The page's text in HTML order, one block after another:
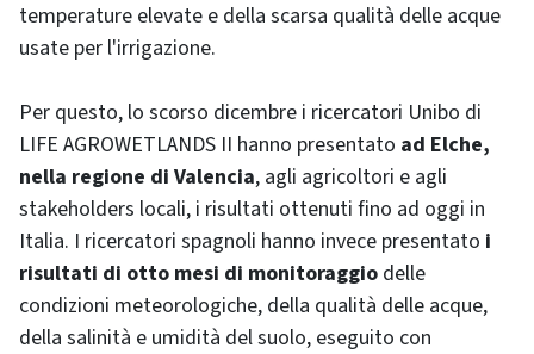
temperature elevate e della scarsa qualità delle acque
usate per l'irrigazione.
Per questo, lo scorso dicembre i ricercatori Unibo di
LIFE AGROWETLANDS II hanno presentato ad Elche,
nella regione di Valencia, agli agricoltori e agli
stakeholders locali, i risultati ottenuti fino ad oggi in
Italia. I ricercatori spagnoli hanno invece presentato i
risultati di otto mesi di monitoraggio delle
condizioni meteorologiche, della qualità delle acque,
della salinità e umidità del suolo, eseguito con